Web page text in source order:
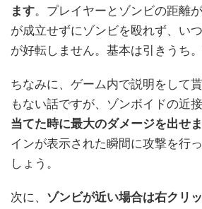
ます。プレイヤーとゾンビの距離
が成立せずにゾンビを殴れず、い
が好転しません。基本は引きうち
ちなみに、ゲーム内で説明をして
もない話ですが、ゾンボイドの近
当てた時に最大のダメージを出せ
インが表示された瞬間に攻撃を行
しょう。
次に、 ゾンビが近い場合は右クリ